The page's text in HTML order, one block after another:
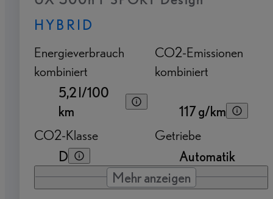
HYBRID
Energieverbrauch
kombiniert
5,2 l/100
km
CO2-Emissionen
kombiniert
117 g/km
CO2-Klasse
D
Getriebe
Automatik
Mehr anzeigen